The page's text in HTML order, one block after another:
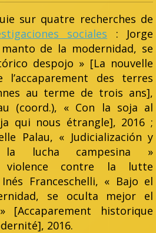
sur quatre recherches de
sociales : Jorge
de la modernidad, se
despojo » [La nouvelle
l’accaparement des terres
au terme de trois ans],
(coord.), « Con la soja al
qui nous étrangle], 2016 ;
Palau, « Judicialización y
la lucha campesina »
violence contre la lutte
Franceschelli, « Bajo el
se oculta mejor el
[Accaparement historique
2016.